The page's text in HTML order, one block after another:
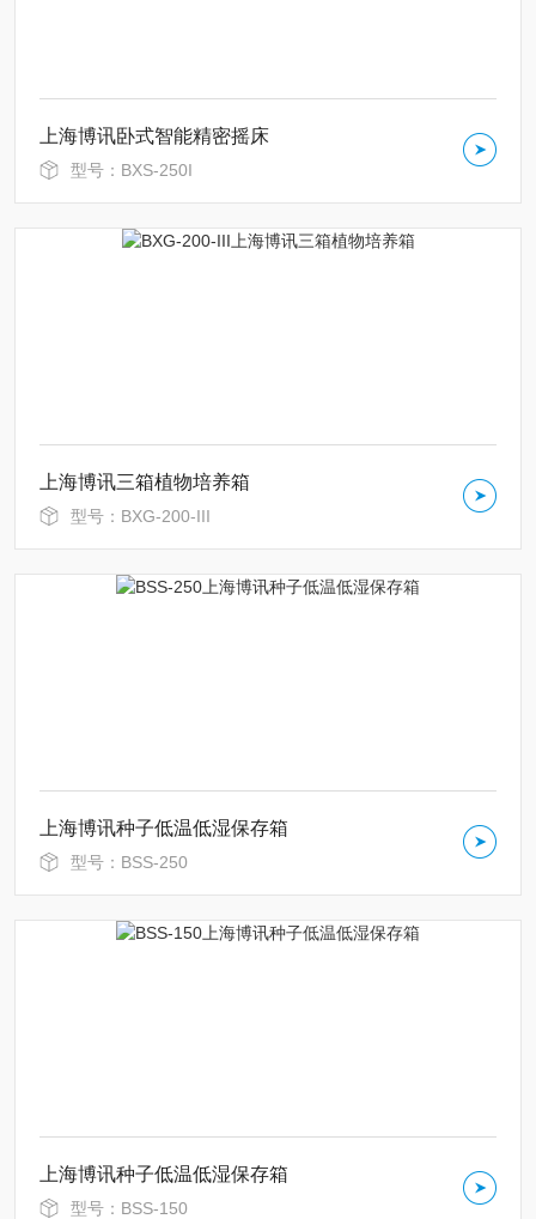
上海博讯卧式智能精密摇床
型号：BXS-250I
上海博讯三箱植物培养箱
型号：BXG-200-III
上海博讯种子低温低湿保存箱
型号：BSS-250
上海博讯种子低温低湿保存箱
型号：BSS-150